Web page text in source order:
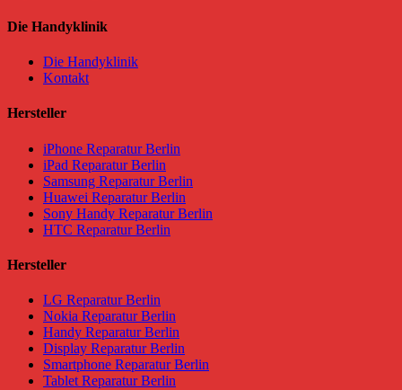
Die Handyklinik
Die Handyklinik
Kontakt
Hersteller
iPhone Reparatur Berlin
iPad Reparatur Berlin
Samsung Reparatur Berlin
Huawei Reparatur Berlin
Sony Handy Reparatur Berlin
HTC Reparatur Berlin
Hersteller
LG Reparatur Berlin
Nokia Reparatur Berlin
Handy Reparatur Berlin
Display Reparatur Berlin
Smartphone Reparatur Berlin
Tablet Reparatur Berlin